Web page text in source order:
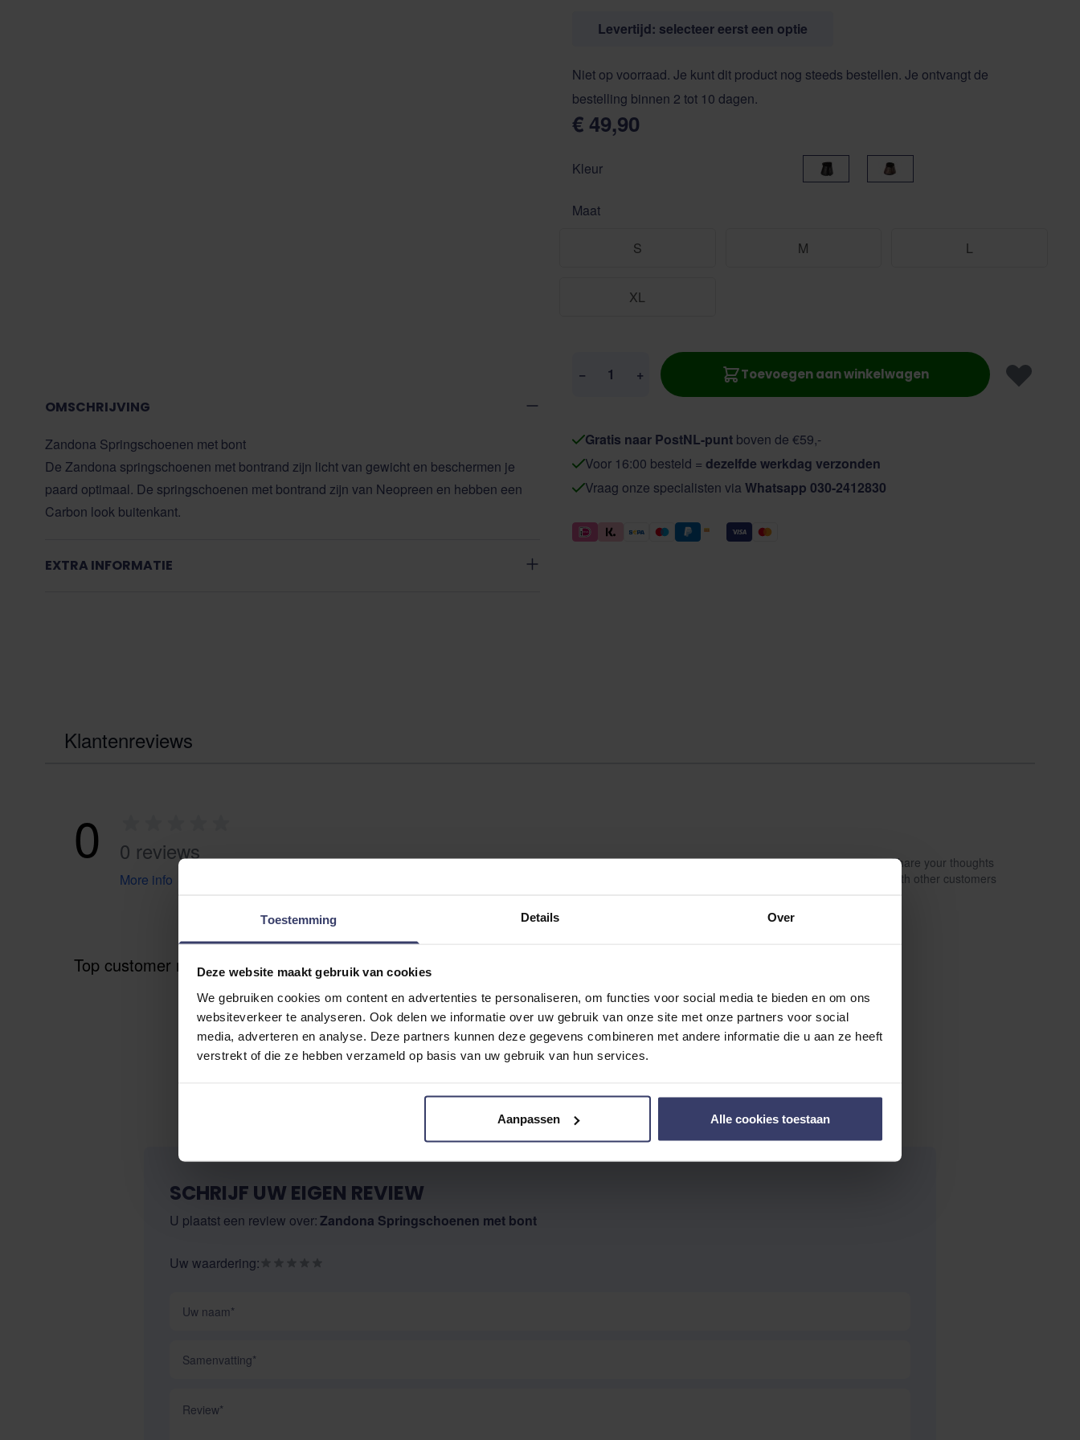
Toestemming Details Over
Deze website maakt gebruik van cookies
We gebruiken cookies om content en advertenties te personaliseren, om functies voor social media te bieden en om ons
websiteverkeer te analyseren. Ook delen we informatie over uw gebruik van onze site met onze partners voor social
media, adverteren en analyse. Deze partners kunnen deze gegevens combineren met andere informatie die u aan ze heeft
verstrekt of die ze hebben verzameld op basis van uw gebruik van hun services.
Aanpassen Alle cookies toestaan
OMSCHRIJVING
Zandona Springschoenen met bont
De Zandona springschoenen met bontrand zijn licht van gewicht en beschermen je
paard optimaal. De springschoenen met bontrand zijn van Neopreen en hebben een
Carbon look buitenkant.
EXTRA INFORMATIE
Levertijd: selecteer eerst een optie
Niet op voorraad. Je kunt dit product nog steeds bestellen. Je ontvangt de
bestelling binnen 2 tot 10 dagen.
€ 49,90
Kleur Zwart Bruin
Maat
S M L
XL
− + Toevoegen aan winkelwagen
Gratis naar PostNL-punt boven de €59,-
Voor 16:00 besteld = dezelfde werkdag verzonden
Vraag onze specialisten via Whatsapp 030-2412830
Klantenreviews
0 0 reviews
More info
Share your thoughts
with other customers
Top customer reviews
No reviews
SCHRIJF UW EIGEN REVIEW
U plaatst een review over:Zandona Springschoenen met bont
Uw waardering: